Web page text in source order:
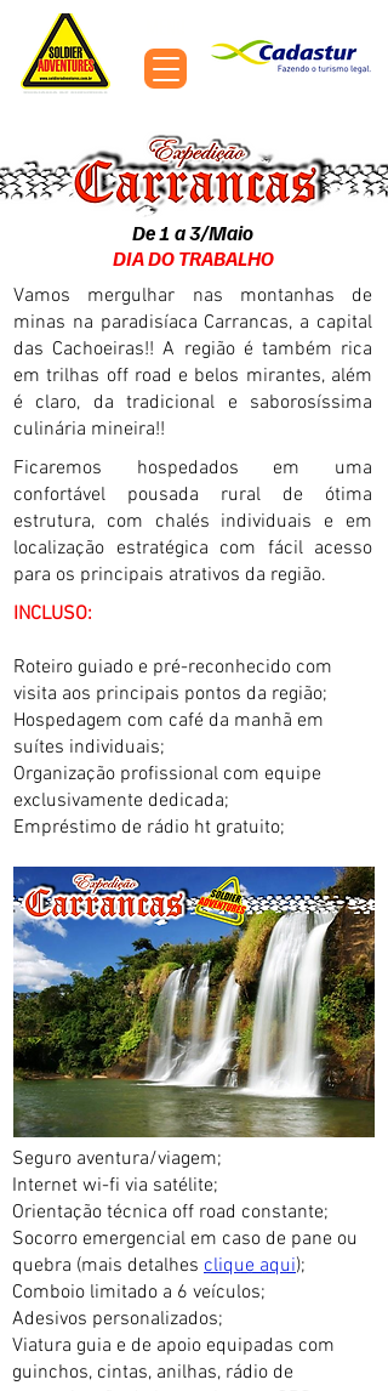
De 1 a 3/Maio
DIA DO TRABALHO
Vamos mergulhar nas montanhas de
minas na paradisíaca Carrancas, a capital
das Cachoeiras!!A região é também rica
em trilhas off road e belos mirantes, além
é claro, da tradicional e saborosíssima
culinária mineira!!
Ficaremos hospedados em uma
confortável pousada rural de ótima
estrutura, com chalés individuais e em
localização estratégica com fácil acesso
para os principais atrativos da região.
INCLUSO:
Roteiro guiado e pré-reconhecido com
visita aos principais pontos da região;
Hospedagem com café da manhã em
suítes individuais;
Organização profissional com equipe
exclusivamente dedicada;
Empréstimo de rádio ht gratuito;
Seguro aventura/viagem;
Internet wi-fi via satélite;
Orientação técnica off road constante;
Socorro emergencial em caso de pane ou
quebra (mais detalhes clique aqui);
Comboio limitado a 6 veículos;
Adesivos personalizados;
Viatura guia e de apoio equipadas com
guinchos, cintas, anilhas, rádio de